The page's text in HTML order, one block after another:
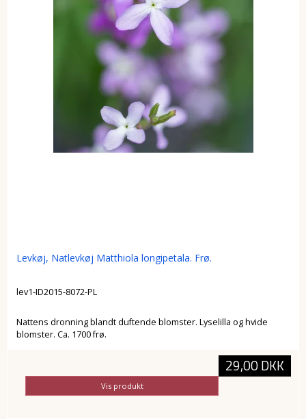
Levkøj, Natlevkøj Matthiola longipetala. Frø.
lev1-ID2015-8072-PL
Nattens dronning blandt duftende blomster. Lyselilla og hvide
blomster. Ca. 1700 frø.
29,00 DKK
Vis produkt